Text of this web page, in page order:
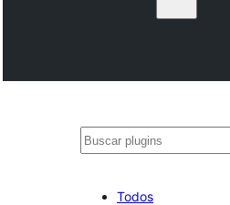
Buscar
Todos